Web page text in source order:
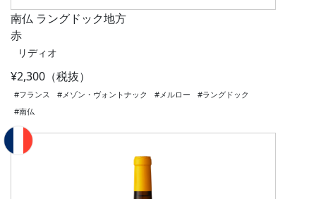
南仏 ラングドック地方
赤
リディオ
¥2,300（税抜）
#フランス #メゾン・ヴォントナック #メルロー
#ラングドック
#南仏